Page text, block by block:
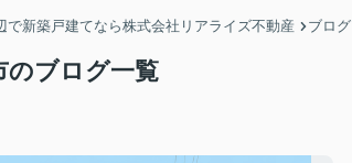
で新築戸建てなら株式会社リアライズ不動産 ブログ
のブログ一覧